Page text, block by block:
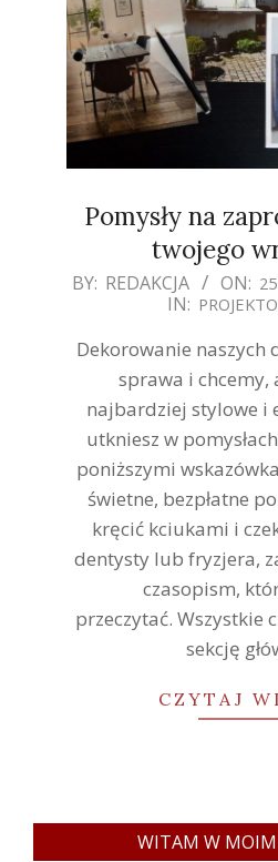
Pomysły na
twojego
2019-
25
BY: REDAKCJA ON:
IN:
Dekorowanie naszych
sprawa i chcemy,
najbardziej stylowe i
utkniesz w
poniższymi
świetne, bezpłatne
kręcić kciukami i
dentysty lub fryzjera,
czasopism,
przeczytać. Wszystkie
sekcję
CZYTAJ
WITAM W MOIM